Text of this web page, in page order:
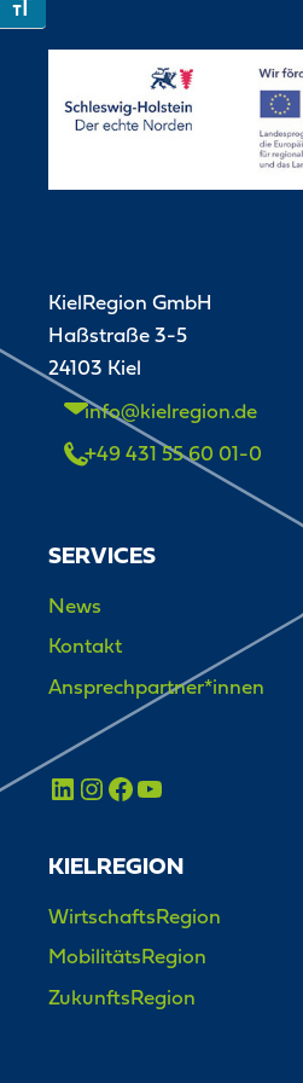
Toggle Font size
KielRegion GmbH
Haßstraße 3-5
24103 Kiel
info@kielregion.de
+49 431 55 60 01-0
SERVICES
News
Kontakt
Ansprechpartner*innen
KIELREGION
WirtschaftsRegion
MobilitätsRegion
ZukunftsRegion